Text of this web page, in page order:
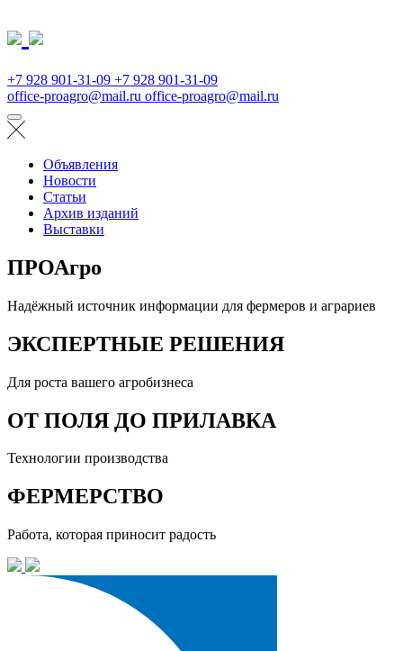
+7 928 901-31-09 +7 928 901-31-09
office-proagro@mail.ru office-proagro@mail.ru
Объявления
Новости
Статьи
Архив изданий
Выставки
ПРОАгро
Надёжный источник информации для фермеров и аграриев
ЭКСПЕРТНЫЕ РЕШЕНИЯ
Для роста вашего агробизнеса
ОТ ПОЛЯ ДО ПРИЛАВКА
Технологии производства
ФЕРМЕРСТВО
Работа, которая приносит радость